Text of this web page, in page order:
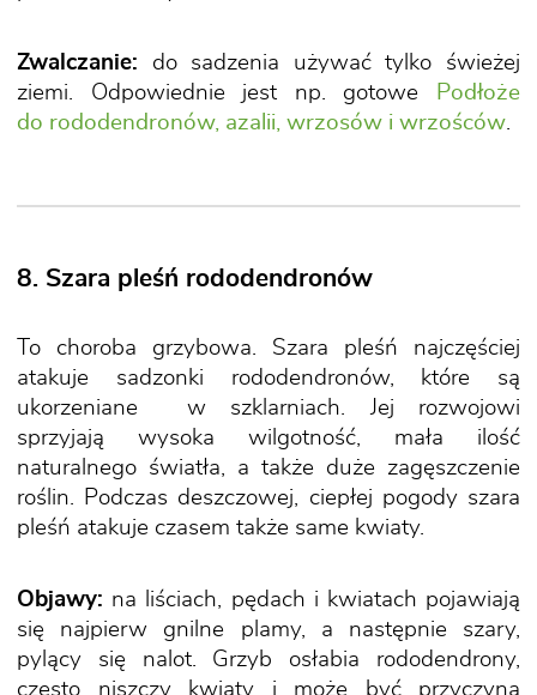
Zwalczanie: do sadzenia używać tylko świeżej
ziemi. Odpowiednie jest np. gotowe
Podłoże
do rododendronów, azalii, wrzosów i wrzośców.
8. Szara pleśń rododendronów
To choroba grzybowa. Szara pleśń najczęściej
atakuje sadzonki rododendronów, które są
ukorzeniane w szklarniach. Jej rozwojowi
sprzyjają wysoka wilgotność, mała ilość
naturalnego światła, a także duże zagęszczenie
roślin. Podczas deszczowej, ciepłej pogody szara
pleśń atakuje czasem także same kwiaty.
Objawy: na liściach, pędach i kwiatach pojawiają
się najpierw gnilne plamy, a następnie szary,
pylący się nalot. Grzyb osłabia rododendrony,
często niszczy kwiaty i może być przyczyną